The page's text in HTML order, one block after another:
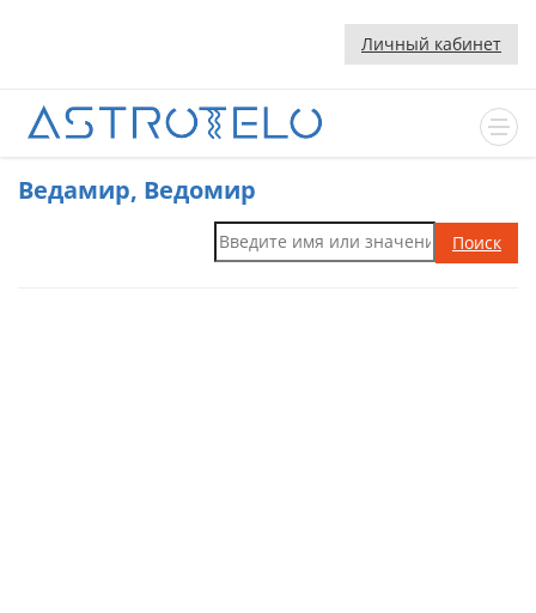
Личный кабинет
Ведамир, Ведомир
Поиск